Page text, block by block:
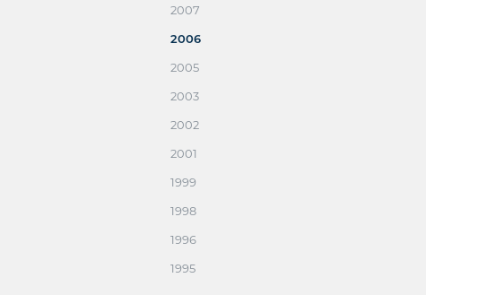
2007
2006
2005
2003
2002
2001
1999
1998
1996
1995